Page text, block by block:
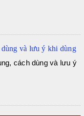
cách dùng và lưu ý